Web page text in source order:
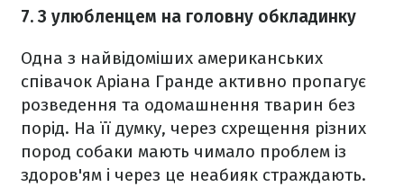
7. З улюбленцем на головну обкладинку
Одна з найвідоміших американських
співачок Аріана Гранде активно пропагує
розведення та одомашнення тварин без
порід. На її думку, через схрещення різних
пород собаки мають чимало проблем із
здоров'ям і через це неабияк страждають.